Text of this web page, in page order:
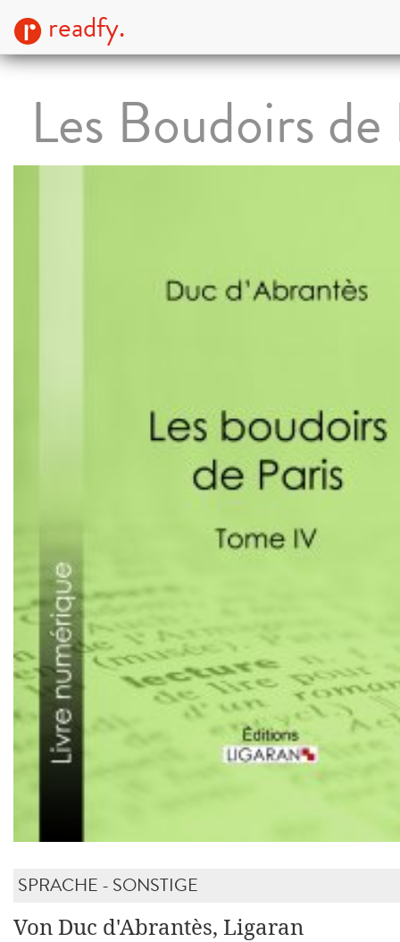
readfy.
Les Boudoirs de
SPRACHE - SONSTIGE
Von Duc d'Abrantès, Ligaran